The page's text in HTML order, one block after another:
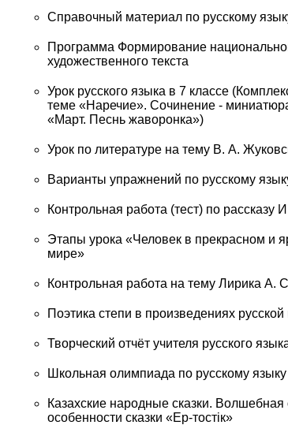
Справочный материал по русскому
Программа Формирование
художественного текста
Урок русского языка в 7 классе
теме «Наречие». Сочинение -
«Март. Песнь жаворонка»)
Урок по литературе на тему В. А.
Варианты упражнений по русскому
Контрольная работа (тест) по рассказу
Этапы урока «Человек в прекрасном и
мире»
Контрольная работа на тему Лирика А.
Поэтика степи в произведениях
Творческий отчёт учителя русского
Школьная олимпиада по русскому языку
Казахские народные сказки.
особенности сказки «Ер-тостiк»